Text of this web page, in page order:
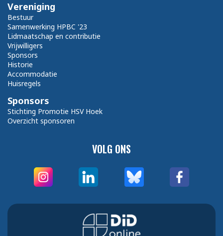
VOLG ONS
Vereniging
Bestuur
Samenwerking HPBC '23
Lidmaatschap en contributie
Vrijwilligers
Sponsors
Historie
Accommodatie
Huisregels
Sponsors
Stichting Promotie HSV Hoek
Overzicht sponsoren